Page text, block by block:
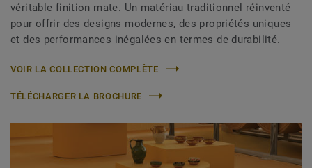
véritable finition mate. Un matériau traditionnel réinventé
pour offrir des designs modernes, des propriétés uniques
et des performances inégalées en termes de durabilité.
VOIR LA COLLECTION COMPLÈTE
TÉLÉCHARGER LA BROCHURE